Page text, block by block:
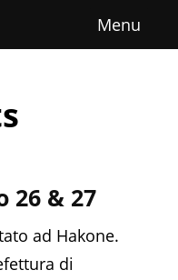
26 & 27
ad Hakone.
di